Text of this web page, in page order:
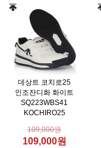
데상트 코치로25
인조잔디화 화이트
SQ223WBS41
KOCHIRO25
109,000원
109,000원